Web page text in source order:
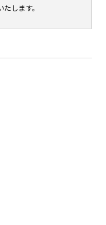
します。